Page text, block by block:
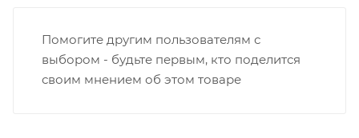
Помогите другим пользователям с
выбором - будьте первым, кто поделится
своим мнением об этом товаре